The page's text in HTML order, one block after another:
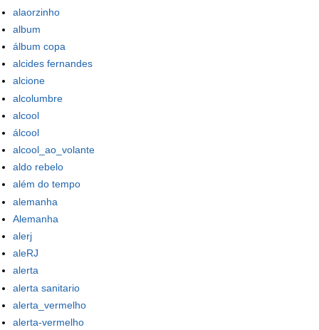
alaorzinho
album
álbum copa
alcides fernandes
alcione
alcolumbre
alcool
álcool
alcool_ao_volante
aldo rebelo
além do tempo
alemanha
Alemanha
alerj
aleRJ
alerta
alerta sanitario
alerta_vermelho
alerta-vermelho